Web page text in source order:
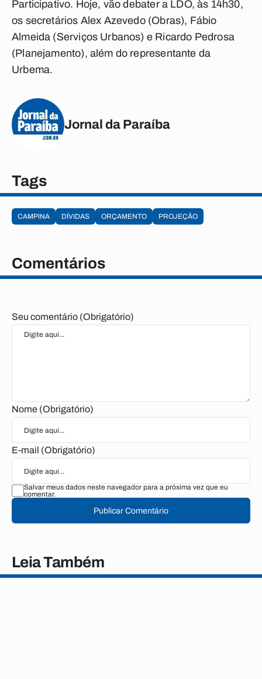
Participativo. Hoje, vão debater a LDO, às 14h30,
os secretários Alex Azevedo (Obras), Fábio
Almeida (Serviços Urbanos) e Ricardo Pedrosa
(Planejamento), além do representante da
Urbema.
Jornal da Paraíba
Tags
CAMPINA DÍVIDAS ORÇAMENTO PROJEÇÃO
Comentários
Seu comentário (Obrigatório)
Nome (Obrigatório)
E-mail (Obrigatório)
Salvar meus dados neste navegador para a próxima vez que eu
comentar.
Publicar Comentário
Leia Também